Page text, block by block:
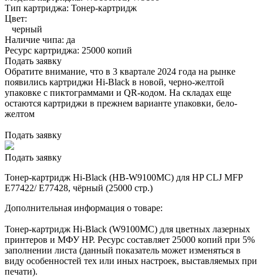
Тип картриджа: Тонер-картридж
Цвет:
черный
Наличие чипа: да
Ресурс картриджа: 25000 копий
Подать заявку
Обратите внимание, что в 3 квартале 2024 года на рынке
появились картриджи Hi-Black в новой, черно-желтой
упаковке с пиктограммами и QR-кодом. На складах еще
остаются картриджи в прежнем варианте упаковки, бело-
желтом
Подать заявку
Подать заявку
Тонер-картридж Hi-Black (HB-W9100MC) для HP CLJ MFP
E77422/ E77428, чёрный (25000 стр.)
Дополнительная информация о товаре:
Тонер-картридж Hi-Black (W9100MC) для цветных лазерных
принтеров и МФУ HP. Ресурс составляет 25000 копий при 5%
заполнении листа (данный показатель может изменяться в
виду особенностей тех или иных настроек, выставляемых при
печати).